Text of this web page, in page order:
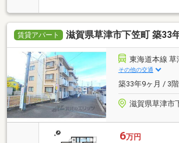
賃貸アパート 滋賀県草津市下笠町 築33
東海道本線 草
その他の交通
築33年9ヶ月 / 3
滋賀県草津市
6万円